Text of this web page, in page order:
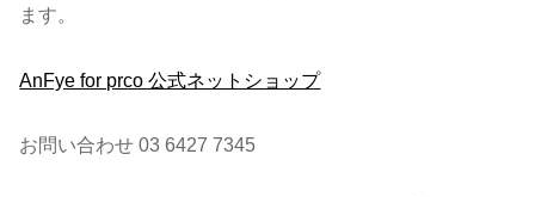
ます。
AnFye for prco 公式ネットショップ
お問い合わせ 03 6427 7345